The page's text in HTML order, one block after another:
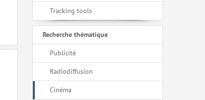
Tracking tools
Recherche thématique
Publicité
Radiodiffusion
Cinéma